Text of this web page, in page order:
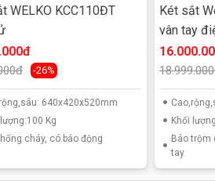
WELKO KCC110ĐT
-26%
640x420x520mm
Kg
cháy, có báo động
Két sắt
vân tay
thoại
Khối
Báo trộm
tay